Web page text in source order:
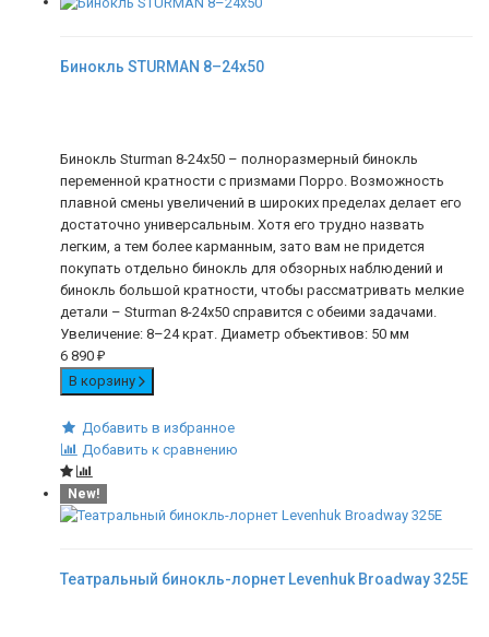
Бинокль STURMAN 8–24х50
Бинокль Sturman 8-24х50 – полноразмерный бинокль
переменной кратности с призмами Порро. Возможность
плавной смены увеличений в широких пределах делает его
достаточно универсальным. Хотя его трудно назвать
легким, а тем более карманным, зато вам не придется
покупать отдельно бинокль для обзорных наблюдений и
бинокль большой кратности, чтобы рассматривать мелкие
детали – Sturman 8-24х50 справится с обеими задачами.
Увеличение: 8–24 крат. Диаметр объективов: 50 мм
6 890 ₽
В корзину
Добавить в избранное
Добавить к сравнению
New!
Театральный бинокль-лорнет Levenhuk Broadway 325E